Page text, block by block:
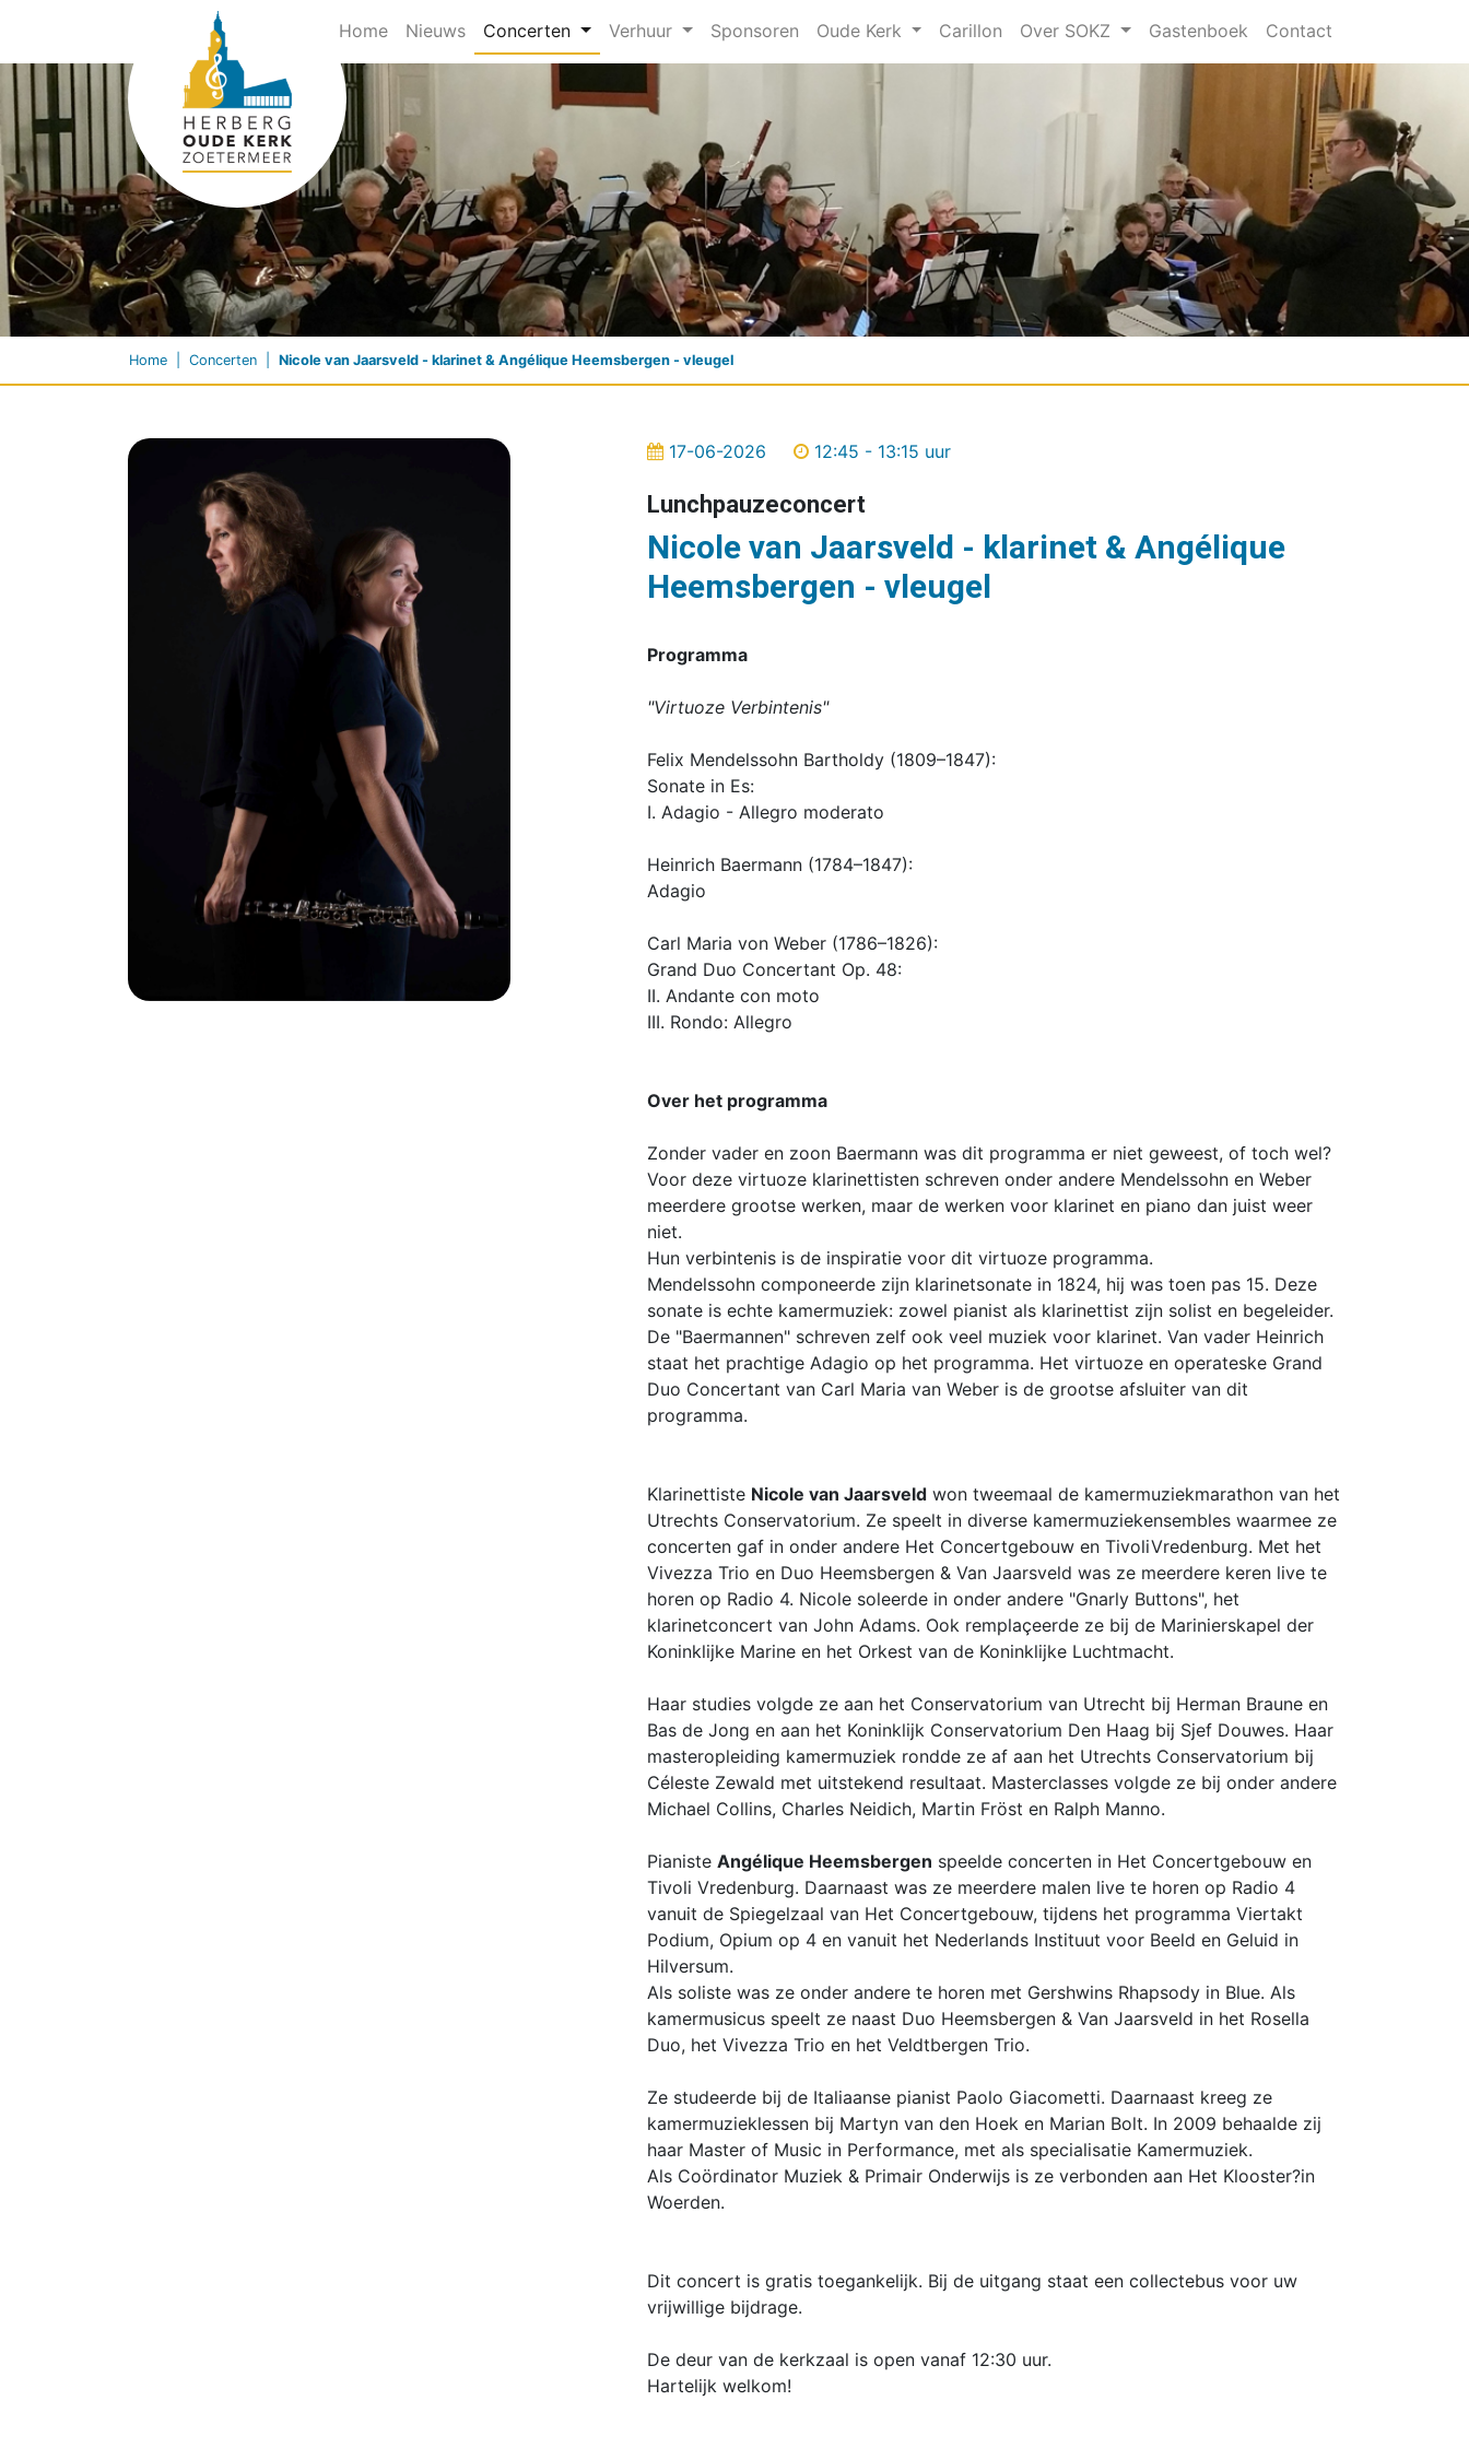
Home(current)
Nieuws Concerten Verhuur Sponsoren Oude Kerk Carillon Over SOKZ Gastenboek Contact
Home Concerten Nicole van Jaarsveld - klarinet & Angélique Heemsbergen - vleugel
17-06-2026 12:45 - 13:15 uur
Lunchpauzeconcert
Nicole van Jaarsveld - klarinet & Angélique
Heemsbergen - vleugel
Programma
"Virtuoze Verbintenis"
Felix Mendelssohn Bartholdy (1809–1847):
Sonate in Es:
I. Adagio - Allegro moderato
Heinrich Baermann (1784–1847):
Adagio
Carl Maria von Weber (1786–1826):
Grand Duo Concertant Op. 48:
II. Andante con moto
III. Rondo: Allegro
Over het programma
Zonder vader en zoon Baermann was dit programma er niet geweest, of toch wel?
Voor deze virtuoze klarinettisten schreven onder andere Mendelssohn en Weber
meerdere grootse werken, maar de werken voor klarinet en piano dan juist weer
niet.
Hun verbintenis is de inspiratie voor dit virtuoze programma.
Mendelssohn componeerde zijn klarinetsonate in 1824, hij was toen pas 15. Deze
sonate is echte kamermuziek: zowel pianist als klarinettist zijn solist en begeleider.
De "Baermannen" schreven zelf ook veel muziek voor klarinet. Van vader Heinrich
staat het prachtige Adagio op het programma. Het virtuoze en operateske Grand
Duo Concertant van Carl Maria van Weber is de grootse afsluiter van dit
programma.
Klarinettiste Nicole van Jaarsveld won tweemaal de kamermuziekmarathon van het
Utrechts Conservatorium. Ze speelt in diverse kamermuziekensembles waarmee ze
concerten gaf in onder andere Het Concertgebouw en TivoliVredenburg. Met het
Vivezza Trio en Duo Heemsbergen & Van Jaarsveld was ze meerdere keren live te
horen op Radio 4. Nicole soleerde in onder andere "Gnarly Buttons", het
klarinetconcert van John Adams. Ook remplaçeerde ze bij de Marinierskapel der
Koninklijke Marine en het Orkest van de Koninklijke Luchtmacht.
Haar studies volgde ze aan het Conservatorium van Utrecht bij Herman Braune en
Bas de Jong en aan het Koninklijk Conservatorium Den Haag bij Sjef Douwes. Haar
masteropleiding kamermuziek rondde ze af aan het Utrechts Conservatorium bij
Céleste Zewald met uitstekend resultaat. Masterclasses volgde ze bij onder andere
Michael Collins, Charles Neidich, Martin Fröst en Ralph Manno.
Pianiste Angélique Heemsbergen speelde concerten in Het Concertgebouw en
Tivoli Vredenburg. Daarnaast was ze meerdere malen live te horen op Radio 4
vanuit de Spiegelzaal van Het Concertgebouw, tijdens het programma Viertakt
Podium, Opium op 4 en vanuit het Nederlands Instituut voor Beeld en Geluid in
Hilversum.
Als soliste was ze onder andere te horen met Gershwins Rhapsody in Blue. Als
kamermusicus speelt ze naast Duo Heemsbergen & Van Jaarsveld in het Rosella
Duo, het Vivezza Trio en het Veldtbergen Trio.
Ze studeerde bij de Italiaanse pianist Paolo Giacometti. Daarnaast kreeg ze
kamermuzieklessen bij Martyn van den Hoek en Marian Bolt. In 2009 behaalde zij
haar Master of Music in Performance, met als specialisatie Kamermuziek.
Als Coördinator Muziek & Primair Onderwijs is ze verbonden aan Het Klooster?in
Woerden.
Dit concert is gratis toegankelijk. Bij de uitgang staat een collectebus voor uw
vrijwillige bijdrage.
De deur van de kerkzaal is open vanaf 12:30 uur.
Hartelijk welkom!